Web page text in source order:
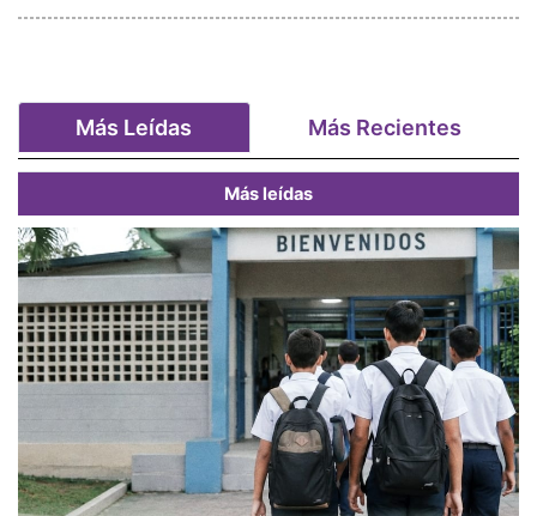
Más Leídas Más Recientes
Más leídas